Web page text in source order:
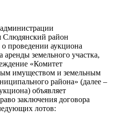
Слюдянский район
проведении аукциона
аренды земельного участка,
«Комитет
имуществом и земельным
района» (далее –
объявляет
заключения договора
лотов: